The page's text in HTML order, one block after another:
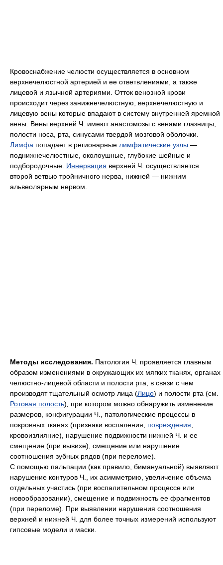
Кровоснабжение челюсти осуществляется в основном
верхнечелюстной артерией и ее ответвлениями, а также
лицевой и язычной артериями. Отток венозной крови
происходит через занижнечелюстную, верхнечелюстную и
лицевую вены которые впадают в систему внутренней яремной
вены. Вены верхней Ч. имеют анастомозы с венами глазницы,
полости носа, рта, синусами твердой мозговой оболочки.
Лимфа попадает в регионарные лимфатические узлы —
поднижнечелюстные, околоушные, глубокие шейные и
подбородочные. Иннервация верхней Ч. осуществляется
второй ветвью тройничного нерва, нижней — нижним
альвеолярным нервом.
Методы исследования. Патология Ч. проявляется главным
образом изменениями в окружающих их мягких тканях, органах
челюстно-лицевой области и полости рта, в связи с чем
производят тщательный осмотр лица (Лицо) и полости рта (см.
Ротовая полость)
при котором можно обнаружить изменение
размеров, конфигурации Ч., патологические процессы в
покровных тканях (признаки воспаления, повреждения
кровоизлияние), нарушение подвижности нижней Ч. и ее
смещение (при вывихе), смещение или нарушение
соотношения зубных рядов (при переломе).
С помощью пальпации (как правило, бимануальной) выявляют
нарушение контуров Ч., их асимметрию, увеличение объема
отдельных участись (при воспалительном процессе или
новообразовании), смещение и подвижность ее фрагментов
(при переломе). При выявлении нарушения соотношения
верхней и нижней Ч. для более точных измерений используют
гипсовые модели и маски.